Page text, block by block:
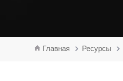
Главная Ресурсы